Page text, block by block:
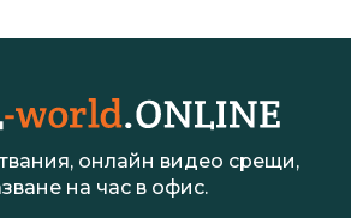
онлайн видео срещи,
на час в офис.